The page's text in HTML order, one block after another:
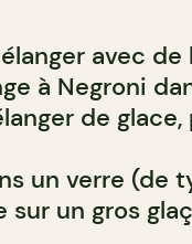
avec
à Negroni
de
un verre (de
un gros